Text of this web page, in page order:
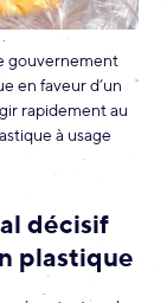
gouvernement
en faveur d’un
rapidement au
à usage
décisif
plastique